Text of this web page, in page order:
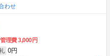
わせ
管理費3,000円
0円